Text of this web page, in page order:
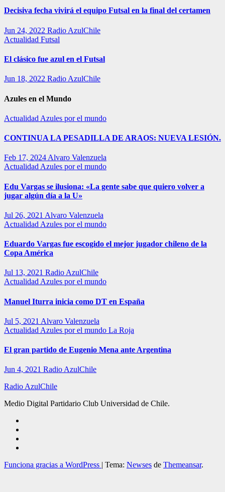
Decisiva fecha vivirá el equipo Futsal en la final del certamen
Jun 24, 2022 Radio AzulChile
Actualidad Futsal
El clásico fue azul en el Futsal
Jun 18, 2022 Radio AzulChile
Azules en el Mundo
Actualidad Azules por el mundo
CONTINUA LA PESADILLA DE ARAOS: NUEVA LESIÓN.
Feb 17, 2024 Alvaro Valenzuela
Actualidad Azules por el mundo
Edu Vargas se ilusiona: «La gente sabe que quiero volver a
jugar algún día a la U»
Jul 26, 2021 Alvaro Valenzuela
Actualidad Azules por el mundo
Eduardo Vargas fue escogido el mejor jugador chileno de la
Copa América
Jul 13, 2021 Radio AzulChile
Actualidad Azules por el mundo
Manuel Iturra inicia como DT en España
Jul 5, 2021 Alvaro Valenzuela
Actualidad Azules por el mundo La Roja
El gran partido de Eugenio Mena ante Argentina
Jun 4, 2021 Radio AzulChile
Radio AzulChile
Medio Digital Partidario Club Universidad de Chile.
Funciona gracias a WordPress | Tema: Newses de Themeansar.